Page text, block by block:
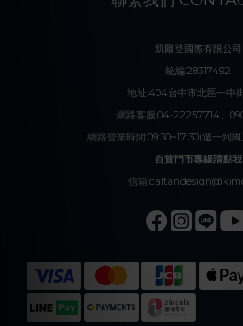
凱爾登國際有限公司
統編:28317492
地址:404台中市北區一中
網路客服:04-22257714、
網路營業時間:09:30~17:30(週一到
百貨門市專線請點我
信箱